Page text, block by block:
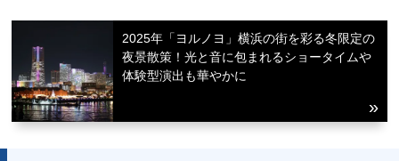
2025年「ヨルノヨ」横浜の街を彩る冬限定の
夜景散策！光と音に包まれるショータイムや
体験型演出も華やかに